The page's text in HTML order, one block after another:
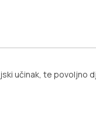
učinak, te povoljno